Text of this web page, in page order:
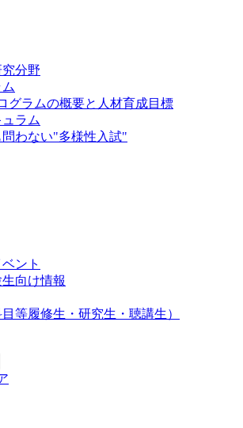
分野
グラムの概要と人材育成目標
ラム
わない"多様性入試"
ント
向け情報
等履修生・研究生・聴講生）